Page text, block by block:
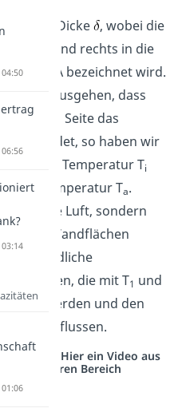
hat die Dicke , wobei die
links und rechts in die
mit A bezeichnet wird.
davon ausgehen, dass
linken Seite das
befindet, so haben wir
Haus die Temperatur Ti
die Temperatur Ta.
nur die Luft, sondern
beiden Wandflächen
die mit T1 und
werden und den
beeinflussen.
vernetzt: Hier ein Video aus
einem anderen Bereich